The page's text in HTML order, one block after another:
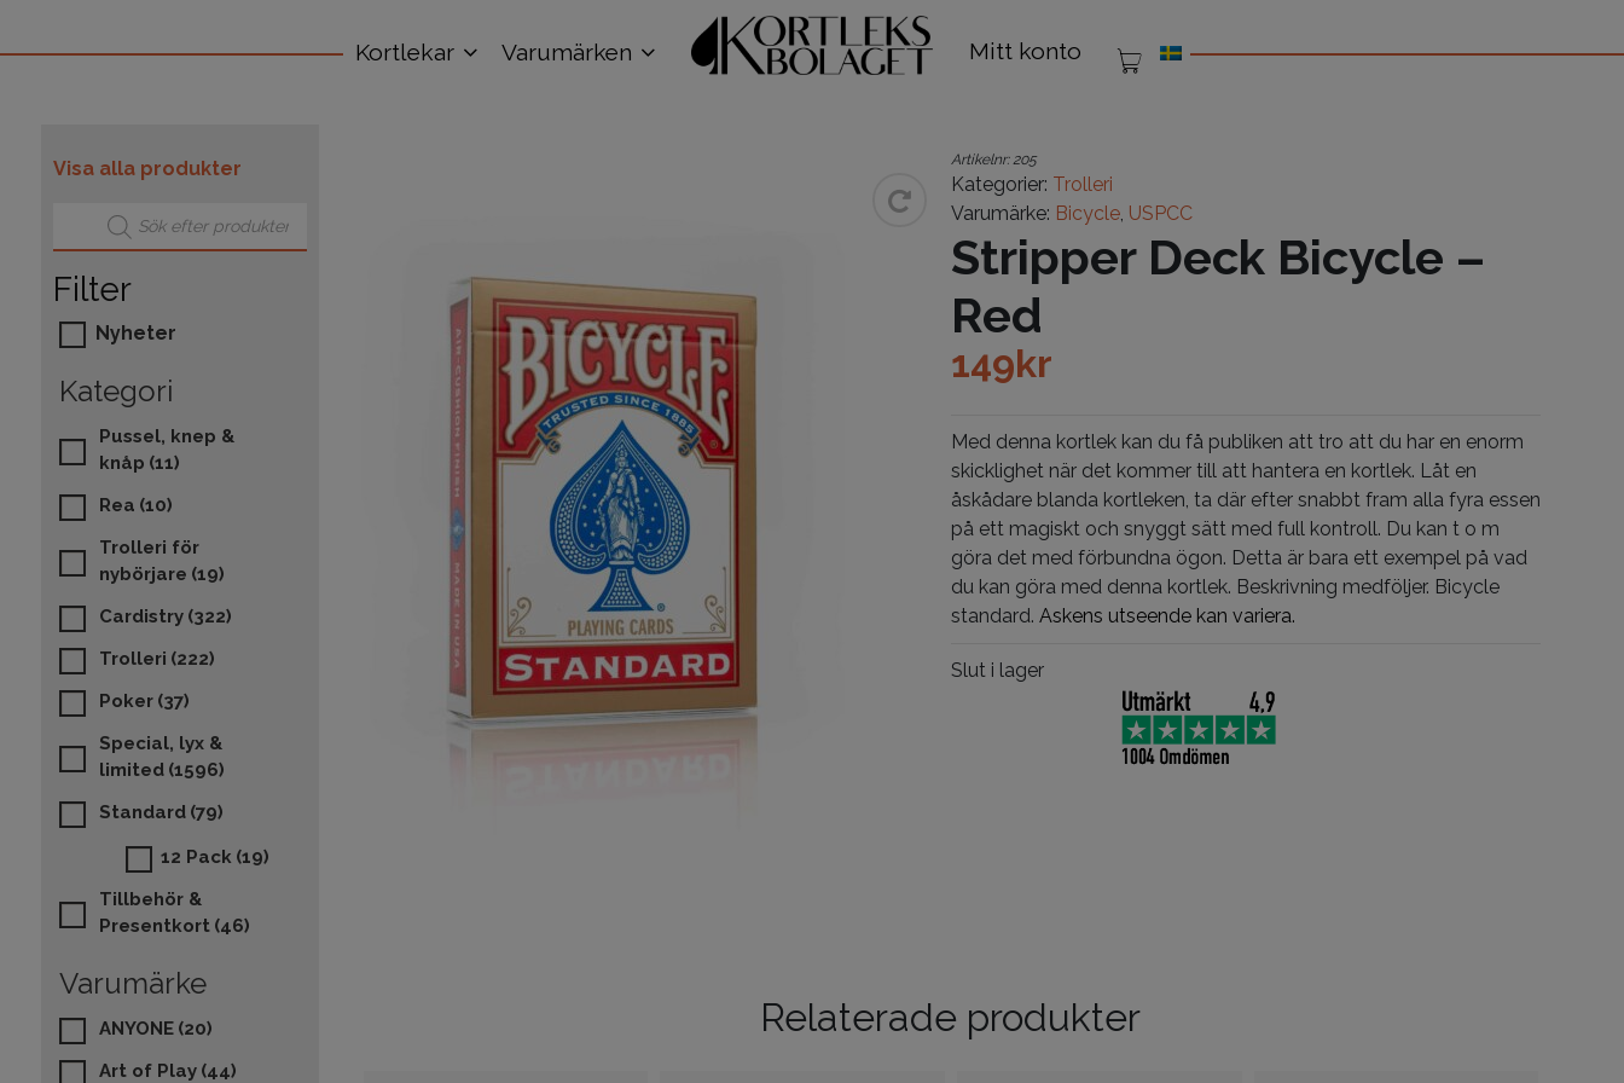
Kortlekar Varumärken Mitt konto
Visa alla produkter
Produktsökning
Filter
Nyheter
Kategori
Pussel, knep &
knåp (11)
Rea (10)
Trolleri för
nybörjare (19)
Cardistry (322)
Trolleri (222)
Poker (37)
Special, lyx &
limited (1596)
Standard (79)
12 Pack (19)
Tillbehör &
Presentkort (46)
Varumärke
ANYONE (20)
Art of Play (44)
Artikelnr:205
Kategorier: Trolleri
Varumärke: Bicycle, USPCC
Stripper Deck Bicycle –
Red
149kr
Med denna kortlek kan du få publiken att tro att du har en enorm
skicklighet när det kommer till att hantera en kortlek. Låt en
åskådare blanda kortleken, ta där efter snabbt fram alla fyra essen
på ett magiskt och snyggt sätt med full kontroll. Du kan t o m
göra det med förbundna ögon. Detta är bara ett exempel på vad
du kan göra med denna kortlek. Beskrivning medföljer. Bicycle
standard. Askens utseende kan variera.
Slut i lager
Relaterade produkter